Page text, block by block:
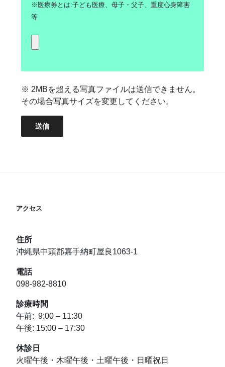
※医療券とは:子ども医療、母子・父子、重度心身障害
等
※ 2MBを超える写真ファイルは送信できません。
その場合写真サイズを変更してください。
アクセス
住所
沖縄県中頭郡嘉手納町屋良1063-1
電話
098-982-8810
診療時間
午前: 9:00 – 11:30
午後: 15:00 – 17:30
休診日
火曜午後・木曜午後・土曜午後・日曜祝日